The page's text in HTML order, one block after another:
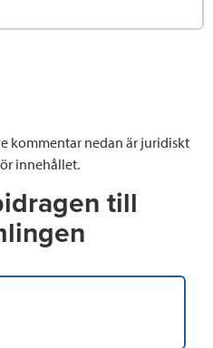
kommentar nedan är juridiskt
innehållet.
till